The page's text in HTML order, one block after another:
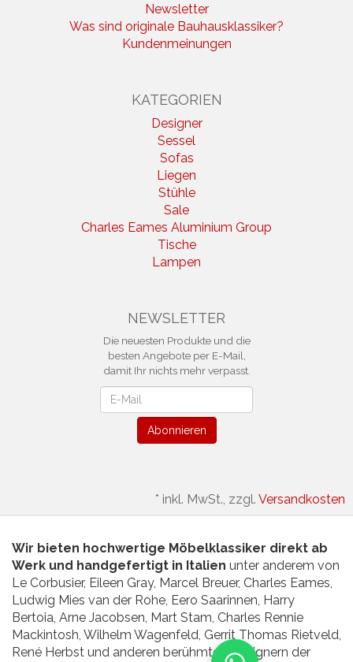
Newsletter
Was sind originale Bauhausklassiker?
Kundenmeinungen
KATEGORIEN
Designer
Sessel
Sofas
Liegen
Stühle
Sale
Charles Eames Aluminium Group
Tische
Lampen
NEWSLETTER
Die neuesten Produkte und die
besten Angebote per E-Mail,
damit Ihr nichts mehr verpasst.
Abonnieren
* inkl. MwSt., zzgl. Versandkosten
Wir bieten hochwertige Möbelklassiker direkt ab
Werk und handgefertigt in Italien unter anderem von
Le Corbusier, Eileen Gray, Marcel Breuer, Charles Eames,
Ludwig Mies van der Rohe, Eero Saarinnen, Harry
Bertoia, Arne Jacobsen, Mart Stam, Charles Rennie
Mackintosh, Wilhelm Wagenfeld, Gerrit Thomas Rietveld,
René Herbst und anderen berühmten Designern der